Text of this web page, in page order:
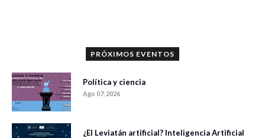
PRÓXIMOS EVENTOS
Política y ciencia
Ago 07, 2026
¿El Leviatán artificial? Inteligencia Artificial